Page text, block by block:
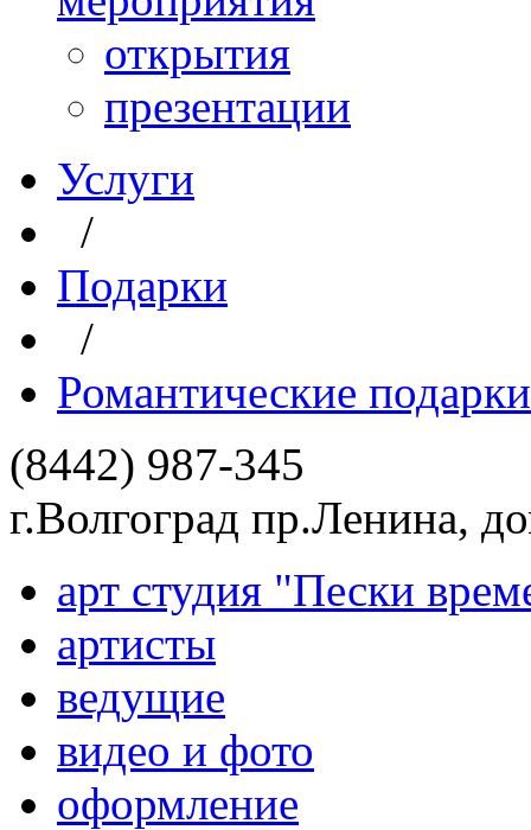
открытия
презентации
Услуги
/
Подарки
/
Романтические подарки
(8442) 987-345
г.Волгоград пр.Ленина,
арт студия "Пески
артисты
ведущие
видео и фото
оформление